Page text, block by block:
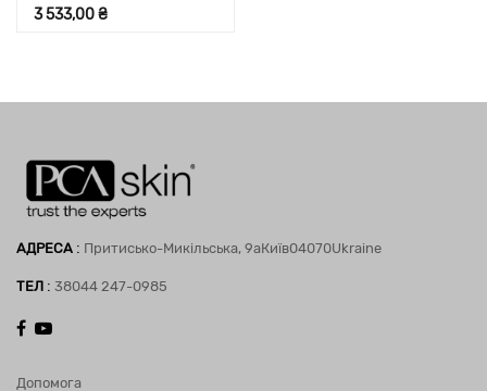
3 533,00₴
АДРЕСА : Притисько-Микільська, 9аКиїв04070Ukraine
ТЕЛ : 38044 247-0985
Допомога